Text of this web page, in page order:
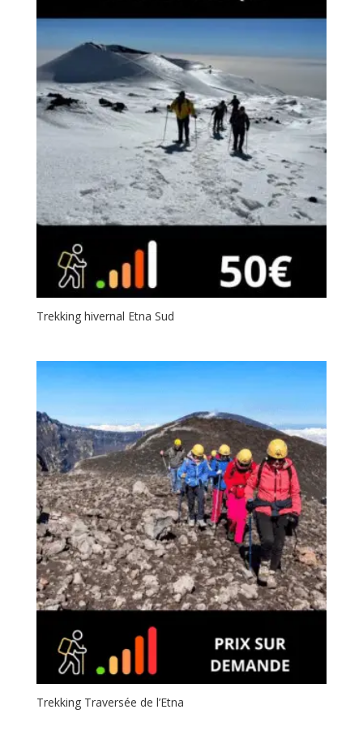
Trekking hivernal Etna Sud
Trekking Traversée de l’Etna